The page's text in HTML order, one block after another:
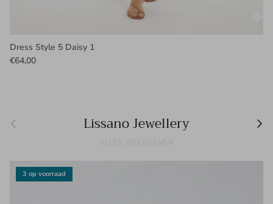
Dress Style 5 Daisy 1
€64,00
Vorige Lissano Jewellery
3 op voorraad